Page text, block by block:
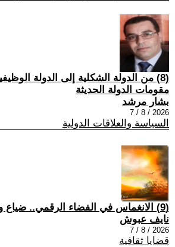
(8) من الدولة الشكلية إلى الدولة
مقومات الدولة الحديثة
بشار مرشد
2026 / 8 / 7
السياسة والعلاقات الدولية
(9) الانغماس في الفضاء الرقمي.. ضياع واستلاب
نايف عبوش
2026 / 8 / 7
قضايا ثقافية